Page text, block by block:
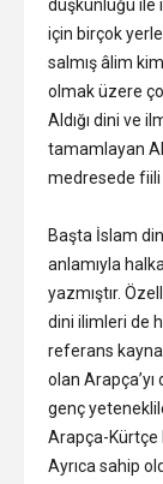
düşkünlüğü ile
için birçok
salmış âlim
olmak üzere
Aldığı dini ve
tamamlayan
medresede
Başta İslam
anlamıyla
yazmıştır.
dini ilimleri de
referans
olan Arapça’yı
genç
Arapça-Kürtçe
Ayrıca sahip